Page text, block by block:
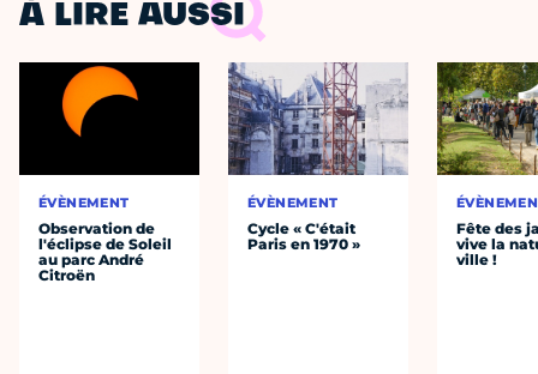
À LIRE AUSSI
ÉVÈNEMENT
Observation de
l'éclipse de Soleil
au parc André
Citroën
ÉVÈNEMENT
Cycle « C'était
Paris en 1970 »
Fête des
vive la
ville !